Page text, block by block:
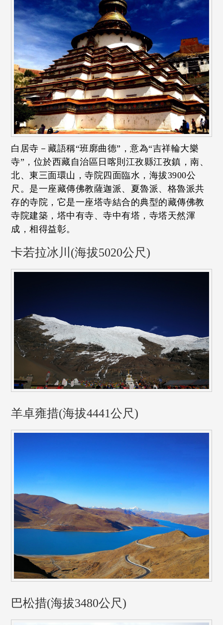
白居寺－藏語稱“班廓曲德”，意為“吉祥輪大樂
寺”，位於西藏自治區日喀則江孜縣江孜鎮，南、
北、東三面環山，寺院四面臨水，海拔3900公
尺。是一座藏傳佛教薩迦派、夏魯派、格魯派共
存的寺院，它是一座塔寺結合的典型的藏傳佛教
寺院建築，塔中有寺、寺中有塔，寺塔天然渾
成，相得益彰。
卡若拉冰川(海拔5020公尺)
羊卓雍措(海拔4441公尺)
巴松措(海拔3480公尺)